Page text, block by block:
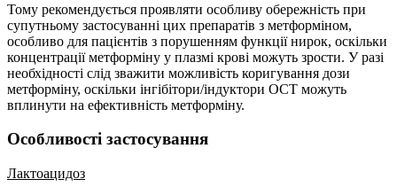
Тому рекомендується проявляти особливу обережність при
супутньому застосуванні цих препаратів з метформіном,
особливо для пацієнтів з порушенням функції нирок, оскільки
концентрації метформіну у плазмі крові можуть зрости. У разі
необхідності слід зважити можливість коригування дози
метформіну, оскільки інгібітори/індуктори OCT можуть
вплинути на ефективність метформіну.
Особливості застосування
Лактоацидоз